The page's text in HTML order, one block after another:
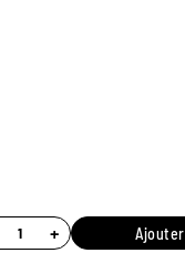
+ Ajouter